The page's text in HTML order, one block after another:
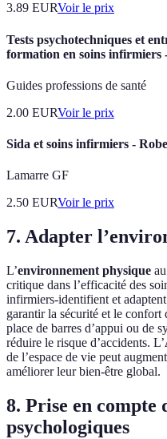
3.89 EURVoir le prix
Tests psychotechniques et
formation en soins infirmiers
Guides professions de santé
2.00 EURVoir le prix
Sida et soins infirmiers -
Lamarre GF
2.50 EURVoir le prix
7. Adapter
L’environnement physique
critique dans l’efficacité des
infirmiers-identifient et
garantir la sécurité et le confort
place de barres d’appui ou de
réduire le risque d’accidents. L’
de l’espace de vie peut
améliorer leur bien-être global.
8. Prise en compte
psychologiques